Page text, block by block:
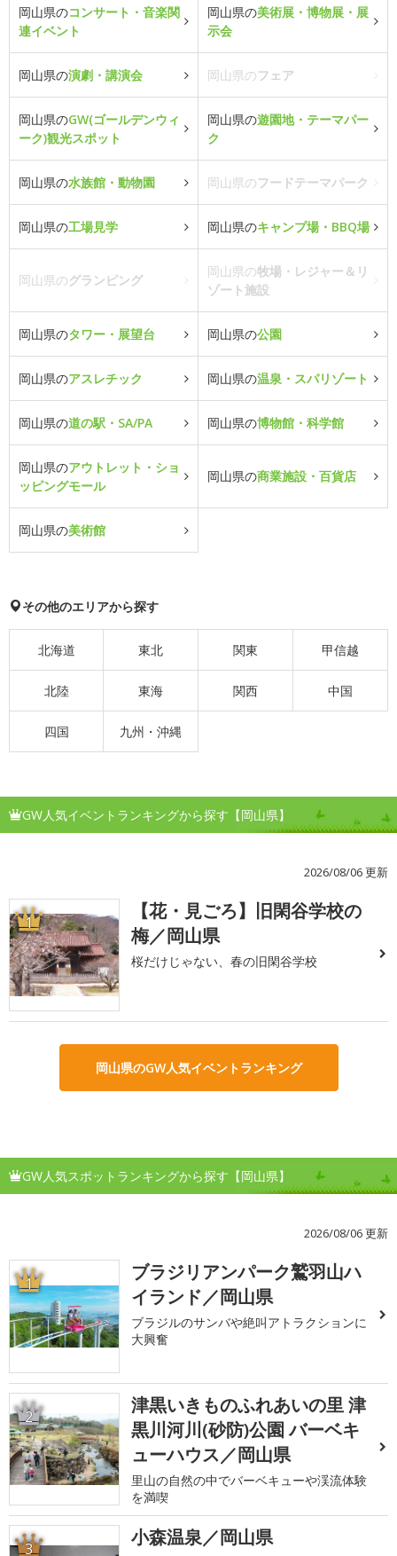
岡山県のコンサート・音楽関
連イベント
岡山県の美術展・博物展・展
示会
岡山県の演劇・講演会 岡山県のフェア
岡山県のGW(ゴールデンウィ
ーク)観光スポット
岡山県の遊園地・テーマパー
ク
岡山県の水族館・動物園 岡山県のフードテーマパーク
岡山県の工場見学 岡山県のキャンプ場・BBQ場
岡山県のグランピング
岡山県の牧場・レジャー＆リ
ゾート施設
岡山県のタワー・展望台 岡山県の公園
岡山県のアスレチック 岡山県の温泉・スパリゾート
岡山県の道の駅・SA/PA 岡山県の博物館・科学館
岡山県のアウトレット・ショ
ッピングモール
岡山県の商業施設・百貨店
岡山県の美術館
その他のエリアから探す
北海道 東北 関東 甲信越
北陸 東海 関西 中国
四国 九州・沖縄
GW人気イベントランキングから探す【岡山県】
2026/08/06 更新
1
【花・見ごろ】旧閑谷学校の
梅／岡山県
桜だけじゃない、春の旧閑谷学校
岡山県のGW人気イベントランキング
GW人気スポットランキングから探す【岡山県】
2026/08/06 更新
1
ブラジリアンパーク鷲羽山ハ
イランド／岡山県
ブラジルのサンバや絶叫アトラクションに
大興奮
2
津黒いきものふれあいの里 津
黒川河川(砂防)公園 バーベキ
ューハウス／岡山県
里山の自然の中でバーベキューや渓流体験
を満喫
3 小森温泉／岡山県